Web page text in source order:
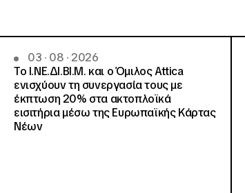
03 · 08 · 2026
Το Ι.ΝΕ.ΔΙ.ΒΙ.Μ. και o Όμιλος Attica
ενισχύουν τη συνεργασία τους με
έκπτωση 20% στα ακτοπλοϊκά
εισιτήρια μέσω της Ευρωπαϊκής Κάρτας
Νέων